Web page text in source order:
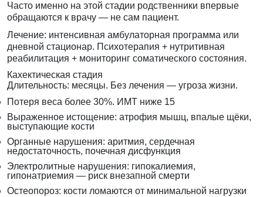
Часто именно на этой стадии родственники впервые
обращаются к врачу — не сам пациент.
Лечение: интенсивная амбулаторная программа или
дневной стационар. Психотерапия + нутритивная
реабилитация + мониторинг соматического состояния.
Кахектическая стадия
Длительность: месяцы. Без лечения — угроза жизни.
Потеря веса более 30%. ИМТ ниже 15
Выраженное истощение: атрофия мышц, впалые щёки,
выступающие кости
Органные нарушения: аритмия, сердечная
недостаточность, почечная дисфункция
Электролитные нарушения: гипокалиемия,
гипонатриемия — риск внезапной смерти
Остеопороз: кости ломаются от минимальной нагрузки